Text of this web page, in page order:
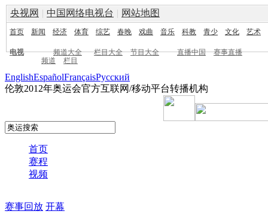
央视网 | 中国网络电视台 | 网站地图
首页 新闻 经济 体育 综艺 春晚 戏曲 音乐 科教 青少 文化 艺术
电视 频道大全 栏目大全 节目大全 直播中国
赛事直播
频道
栏目
EnglishEspañolFrançaisPусский
伦敦2012年奥运会官方互联网/移动平台转播机构
首页
赛程
视频
赛事回放 开幕